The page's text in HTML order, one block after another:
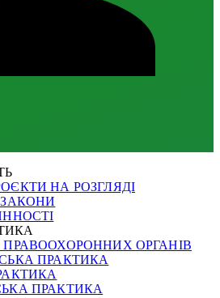
НА РОЗГЛЯДІ
ОРГАНІВ
ПРАКТИКА
ПРАКТИКА